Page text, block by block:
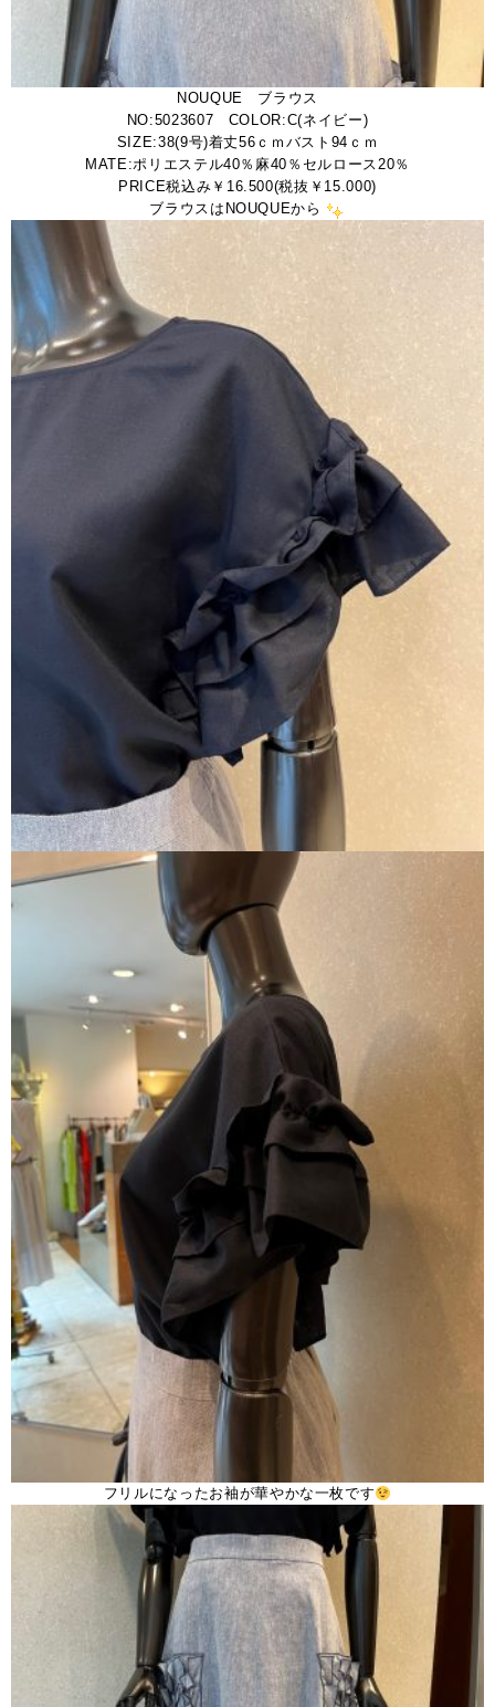
NOUQUE ブラウス
NO:5023607 COLOR:C(ネイビー)
SIZE:38(9号)着丈56ｃｍバスト94ｃｍ
MATE:ポリエステル40％麻40％セルロース20％
PRICE税込み￥16.500(税抜￥15.000)
ブラウスはNOUQUEから
フリルになったお袖が華やかな一枚です